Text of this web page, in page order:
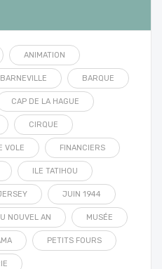
ANIMATION
BARNEVILLE BARQUE
CAP DE LA HAGUE
CIRQUE
VOLE FINANCIERS
ILE TATIHOU
JUIN 1944
NOUVEL AN MUSÉE
PETITS FOURS